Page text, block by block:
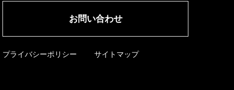
お問い合わせ
プライバシーポリシー サイトマップ